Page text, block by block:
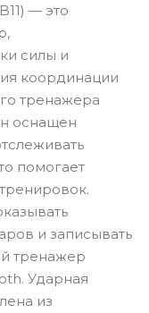
— это
силы и
координации
тренажера
оснащен
помогает
и записывать
тренажер
Ударная
​​из